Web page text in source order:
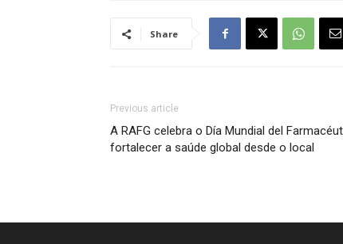
Share
Previous article
A RAFG celebra o Día Mundial del
fortalecer a saúde global desde o local